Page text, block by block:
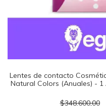
Lentes de contacto
Natural Colors (Anuales) - 1
$348.600,00